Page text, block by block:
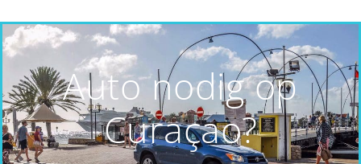
Auto nodig op
Curaçao?